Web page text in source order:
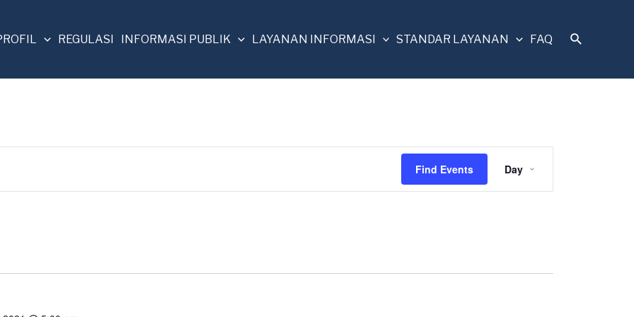
REGULASI INFORMASI PUBLIK LAYANAN INFORMASI STANDAR LAYANAN FAQ
Find Events Day